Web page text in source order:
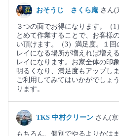
おそうじ さくら庵 さん(
３つの面でお得になります。（
とめて作業することで、お客様
い頂けます。（3）満足度。１
レイになる場所が増えれば増え
レイになります。お家全体の印
明るくなり、満足度もアップし
ご利用してみてはいかがでしょ
ります。
TKS 中村クリーン さん(
もちろん、個別でやるよりかは